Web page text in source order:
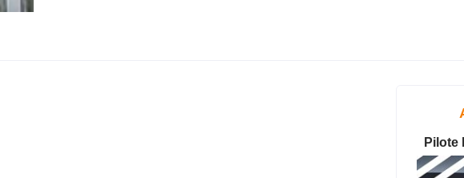
Pilote